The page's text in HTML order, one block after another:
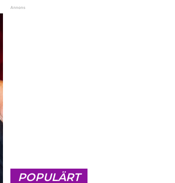
POPULÄRT